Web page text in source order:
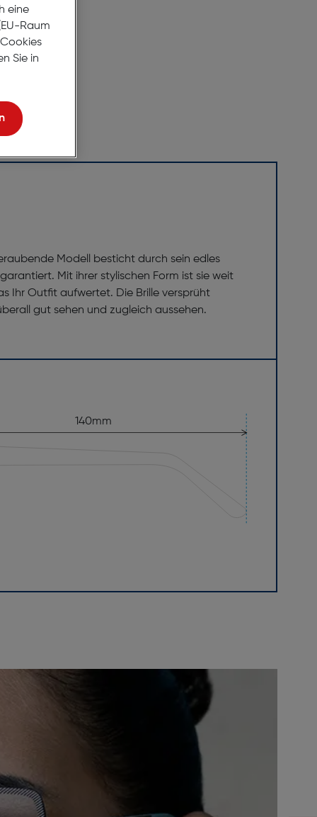
Modell besticht durch sein edles
Mit ihrer stylischen Form ist sie weit
Ihr Outfit aufwertet. Die Brille versprüht
gut sehen und zugleich aussehen.
140mm
eine
Raum
Sie in